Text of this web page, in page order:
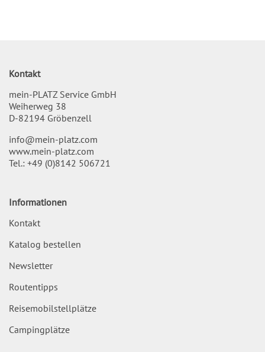
Kontakt
mein-PLATZ Service GmbH
Weiherweg 38
D-82194 Gröbenzell
info@mein-platz.com
www.mein-platz.com
Tel.: +49 (0)8142 506721
Informationen
Kontakt
Katalog bestellen
Newsletter
Routentipps
Reisemobilstellplätze
Campingplätze